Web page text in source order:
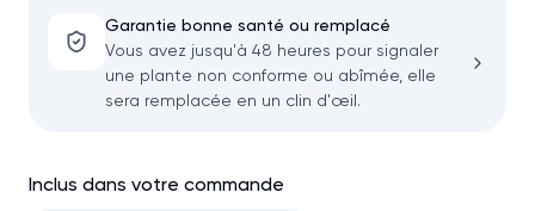
Garantie bonne santé ou remplacé
Vous avez jusqu'à 48 heures pour signaler
une plante non conforme ou abîmée, elle
sera remplacée en un clin d'œil.
Inclus dans votre commande